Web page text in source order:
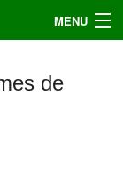
MENU
de